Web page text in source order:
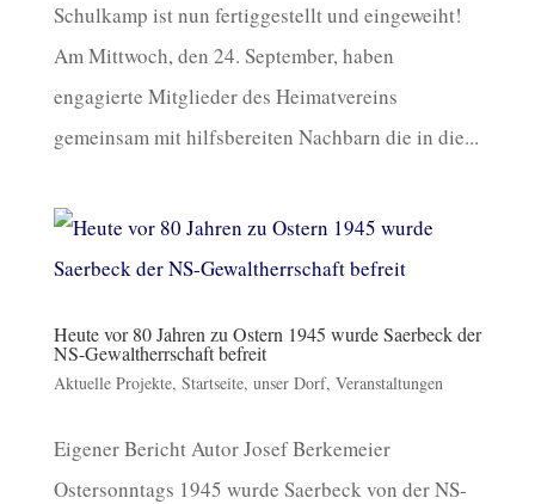
Schulkamp ist nun fertiggestellt und eingeweiht!
Am Mittwoch, den 24. September, haben
engagierte Mitglieder des Heimatvereins
gemeinsam mit hilfsbereiten Nachbarn die in die...
Heute vor 80 Jahren zu Ostern 1945 wurde Saerbeck der
NS-Gewaltherrschaft befreit
Aktuelle Projekte, Startseite, unser Dorf, Veranstaltungen
Eigener Bericht Autor Josef Berkemeier
Ostersonntags 1945 wurde Saerbeck von der NS-